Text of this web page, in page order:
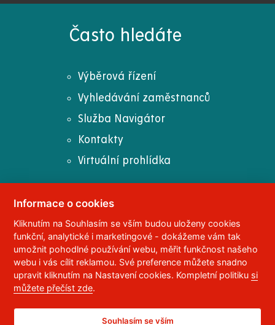
Často hledáte
Výběrová řízení
Vyhledávání zaměstnanců
Služba Navigátor
Kontakty
Virtuální prohlídka
© 2023 Univerzita Pardubice,Studentská 95
532 10 Pardubice 2
Telefon: 466 036 111, 466 036 112, 466 036 113
Správce webu ,RSS
ID datové schránky:
Prohlášení o přístupnosti
Informace o cookies
Kliknutím na Souhlasím se vším budou uloženy cookies
funkční, analytické i marketingové - dokážeme vám tak
umožnit pohodlné používání webu, měřit funkčnost našeho
webu i vás cílit reklamou. Své preference můžete snadno
upravit kliknutím na Nastavení cookies. Kompletní politiku si
můžete přečíst zde.
Souhlasím se vším